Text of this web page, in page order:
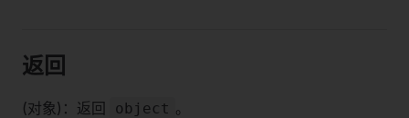
返回
(对象)：返回 object 。